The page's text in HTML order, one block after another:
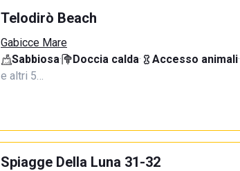
Telodirò Beach
Gabicce Mare
Sabbiosa· Doccia calda· Accesso animali·
e altri 5…
Spiagge Della Luna 31-32